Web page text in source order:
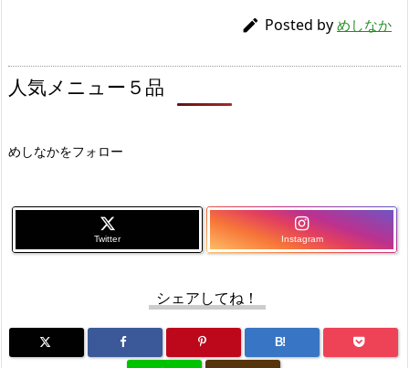
 Posted by めしなか
人気メニュー５品
めしなかをフォロー
Twitter Instagram
シェアしてね！
B!